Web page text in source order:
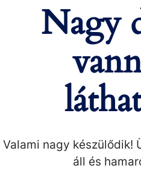
Nagy
Valami nagy készülődik!
áll és